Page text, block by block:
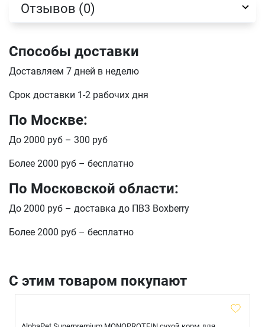
Отзывов (0)
Способы доставки
Доставляем 7 дней в неделю
Срок доставки 1-2 рабочих дня
По Москве:
До 2000 руб – 300 руб
Более 2000 руб – бесплатно
По Московской области:
До 2000 руб – доставка до ПВЗ Boxberry
Более 2000 руб – бесплатно
С этим товаром покупают
Оформить заказ
Имя
Телефон
E-mail